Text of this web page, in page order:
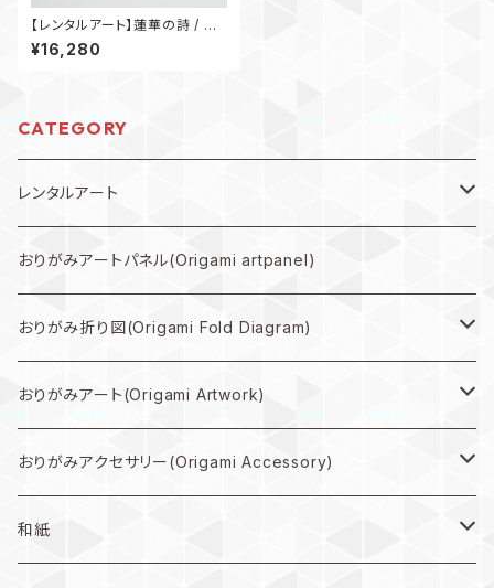
【レンタルアート】蓮華の詩 / 井
上律子
¥16,280
CATEGORY
レンタルアート
規格外作品プラン
大型作品プラン
中型作品プラン
小型作品プラン
おりがみアートパネル(Origami artpanel)
おりがみ折り図(Origami Fold Diagram)
折り図PDF(PDF Download)
折り図キット(with material)
おりがみアート(Origami Artwork)
壁掛け(Wall hanging artwork)
色紙(art)
おりがみアクセサリー(Origami Accessory)
ピアス(earring)
和紙